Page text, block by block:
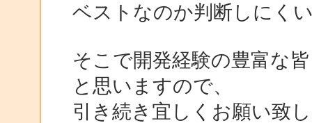
ベストなのか判断しにく
そこで開発経験の豊富な
と思いますので、
引き続き宜しくお願い致